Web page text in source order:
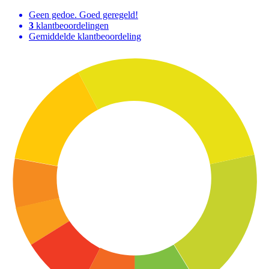
Geen gedoe. Goed geregeld!
3 klantbeoordelingen
Gemiddelde klantbeoordeling